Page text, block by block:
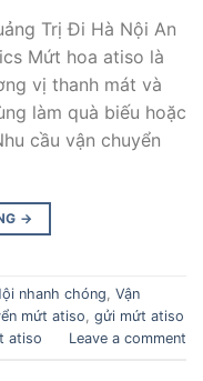
Trị Đi Hà Nội An
Mứt hoa atiso là
vị thanh mát và
làm quà biếu hoặc
cầu vận chuyển
→
nhanh chóng, Vận
mứt atiso, gửi mứt atiso
atiso Leave a comment